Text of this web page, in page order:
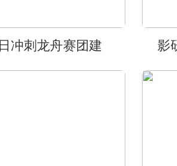
冲刺龙舟赛团建 影